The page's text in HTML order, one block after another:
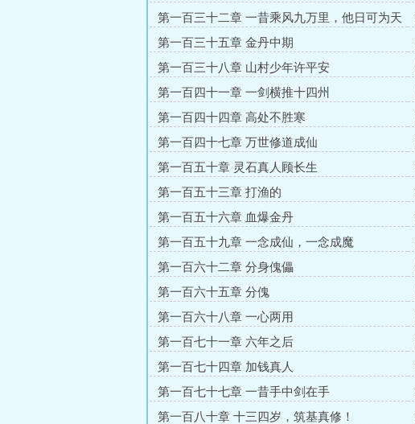
第一百三十二章 一昔乘风九万里，他日可为天
上人
第一百三十五章 金丹中期
第一百三十八章 山村少年许平安
第一百四十一章 一剑横推十四州
第一百四十四章 高处不胜寒
第一百四十七章 万世修道成仙
第一百五十章 灵石真人顾长生
第一百五十三章 打渔的
第一百五十六章 血爆金丹
第一百五十九章 一念成仙，一念成魔
第一百六十二章 分身傀儡
第一百六十五章 分傀
第一百六十八章 一心两用
第一百七十一章 六年之后
第一百七十四章 加钱真人
第一百七十七章 一昔手中剑在手
第一百八十章 十三四岁，筑基真修！